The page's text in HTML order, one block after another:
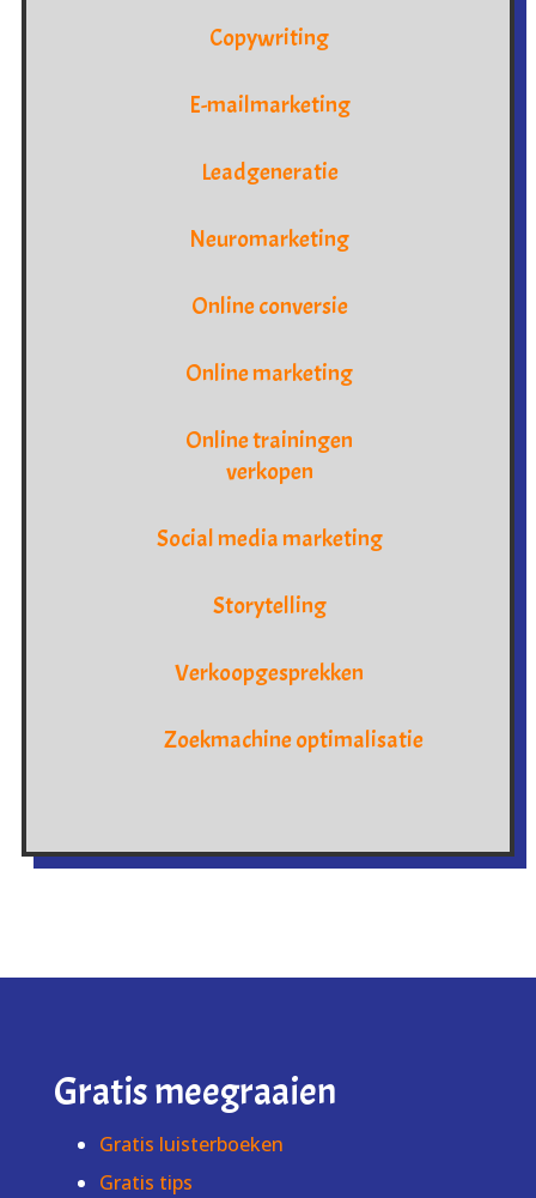
Copywriting
E-mailmarketing
Leadgeneratie
Neuromarketing
Online conversie
Online marketing
Online trainingen
verkopen
Social media marketing
Storytelling
Verkoopgesprekken
Zoekmachine optimalisatie
Gratis meegraaien
Gratis luisterboeken
Gratis tips